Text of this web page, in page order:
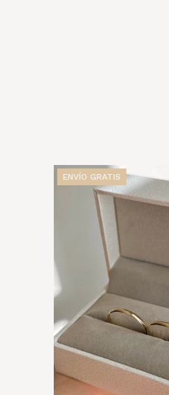
ENVÍO GRATIS